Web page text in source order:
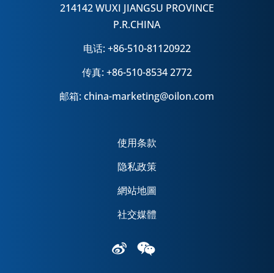
214142 WUXI JIANGSU PROVINCE
P.R.CHINA
电话: +86-510-81120922
传真: +86-510-8534 2772
邮箱: china-marketing@oilon.com
使用条款
隐私政策
網站地圖
社交媒體